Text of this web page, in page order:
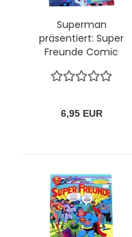
Superman
präsentiert: Super
Freunde Comic
Fremden, die Atlantis
6,95 EUR